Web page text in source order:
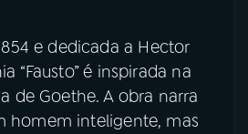
e dedicada a Hector
“Fausto” é inspirada na
de Goethe. A obra narra
homem inteligente, mas